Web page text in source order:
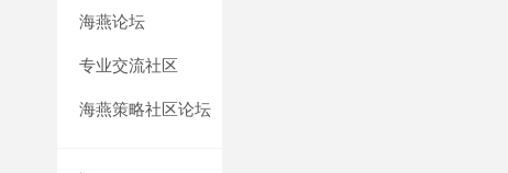
海燕论坛
专业交流社区
海燕策略社区论坛